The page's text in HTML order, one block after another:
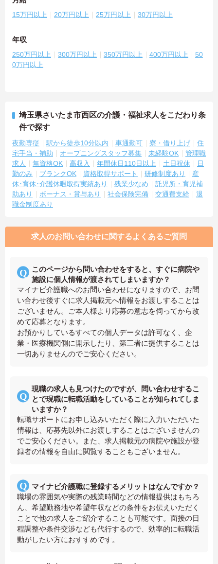
15万円以上 20万円以上 25万円以上 30万円以上
年収
250万円以上 300万円以上 350万円以上 400万円以上
50
0万円以上
埼玉県さいたま市西区の介護・福祉求人をこだわり条
件で探す
夜勤専従 駅から徒歩10分以内 車通勤可 寮・借り上げ
住
宅手当・補助
オープニングスタッフ募集 未経験OK
管理職
求人
無資格OK 高収入 年間休日110日以上 土日祝休
日
勤のみ
ブランクOK 資格取得サポート 研修制度あり
産
休･育休･介護休暇取得実績あり
残業少なめ
託児所・育児補
助あり
ボーナス・賞与あり 社会保険完備 交通費支給
退
職金制度あり
求人のお問い合わせに関するよくあるご質問
このページから問い合わせをすると、すぐに病院や
施設に個人情報が渡されてしまいますか？
マイナビ介護職へのお問い合わせになりますので、お問
い合わせ後すぐに求人掲載元へ情報をお渡しすることは
ございません。ご本人様より応募の意志を伺ってから改
めて応募となります。
お預かりしているすべての個人データは許可なく、企
業・医療機関側に開示したり、第三者に提供することは
一切ありませんのでご安心ください。
現職の求人も見つけたのですが、問い合わせするこ
とで現職に転職活動をしていることが知られてしま
いますか？
転職サポートにお申し込みいただく際に入力いただいた
情報は、応募先以外にお渡しすることはございませんの
でご安心ください。また、求人掲載元の病院や施設が登
録者の情報を自由に閲覧することもございません。
マイナビ介護職に登録するメリットはなんですか？
職場の雰囲気や実際の残業時間などの情報提供はもちろ
ん、希望勤務地や希望年収などの条件をお伝えいただく
ことで他の求人をご紹介することも可能です。面接の日
程調整や条件交渉なども代行するので、効率的に転職活
動がしたい方におすすめです。